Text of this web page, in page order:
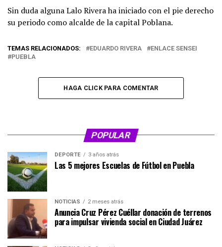
Sin duda alguna Lalo Rivera ha iniciado con el pie derecho
su periodo como alcalde de la capital Poblana.
TEMAS RELACIONADOS: EDUARDO RIVERA
ENLACE SENSEI
PUEBLA
HAGA CLICK PARA COMENTAR
POPULAR
DEPORTE 3 años atrás
Las 5 mejores Escuelas de Fútbol en Puebla
NOTICIAS 2 meses atrás
Anuncia Cruz Pérez Cuéllar donación de terrenos
para impulsar vivienda social en Ciudad Juárez